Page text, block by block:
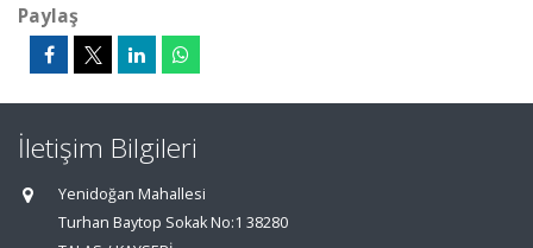
Paylaş
İletişim Bilgileri
Yenidoğan Mahallesi
Turhan Baytop Sokak No:1 38280